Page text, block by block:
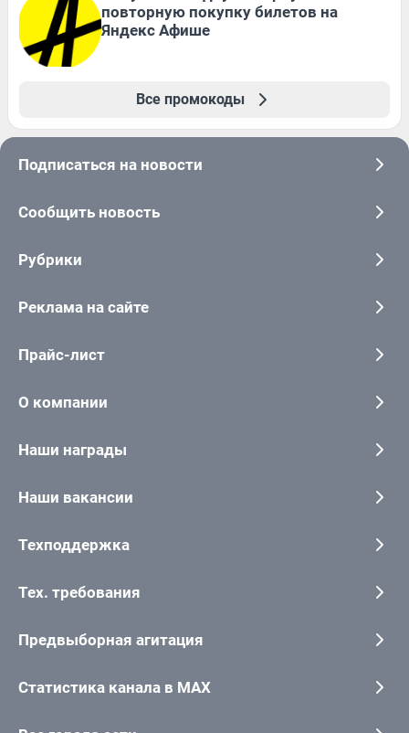
повторную покупку билетов на
Яндекс Афише
Все промокоды
Подписаться на новости
Сообщить новость
Рубрики
Реклама на сайте
Прайс-лист
О компании
Наши награды
Наши вакансии
Техподдержка
Тех. требования
Предвыборная агитация
Статистика канала в MAX